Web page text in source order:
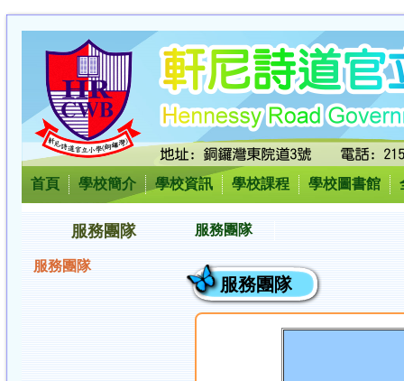
首頁 學校簡介 學校資訊 學校課程 學校圖書館
服務團隊
服務團隊
服務團隊
服務團隊